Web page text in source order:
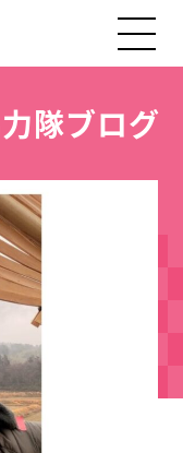
隊ブログ